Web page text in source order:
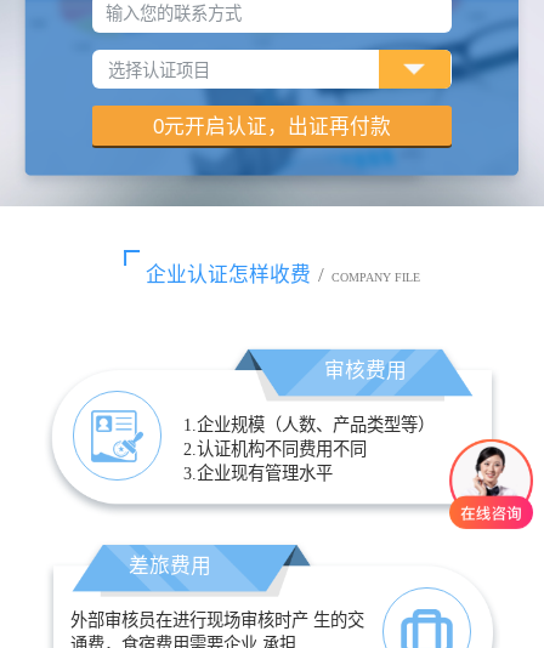
输入您的联系方式
企业认证怎样收费 / COMPANY FILE
审核费用
1.企业规模（人数、产品类型等）
2.认证机构不同费用不同
3.企业现有管理水平
差旅费用
外部审核员在进行现场审核时产 生的交
通费，食宿费用需要企业 承担